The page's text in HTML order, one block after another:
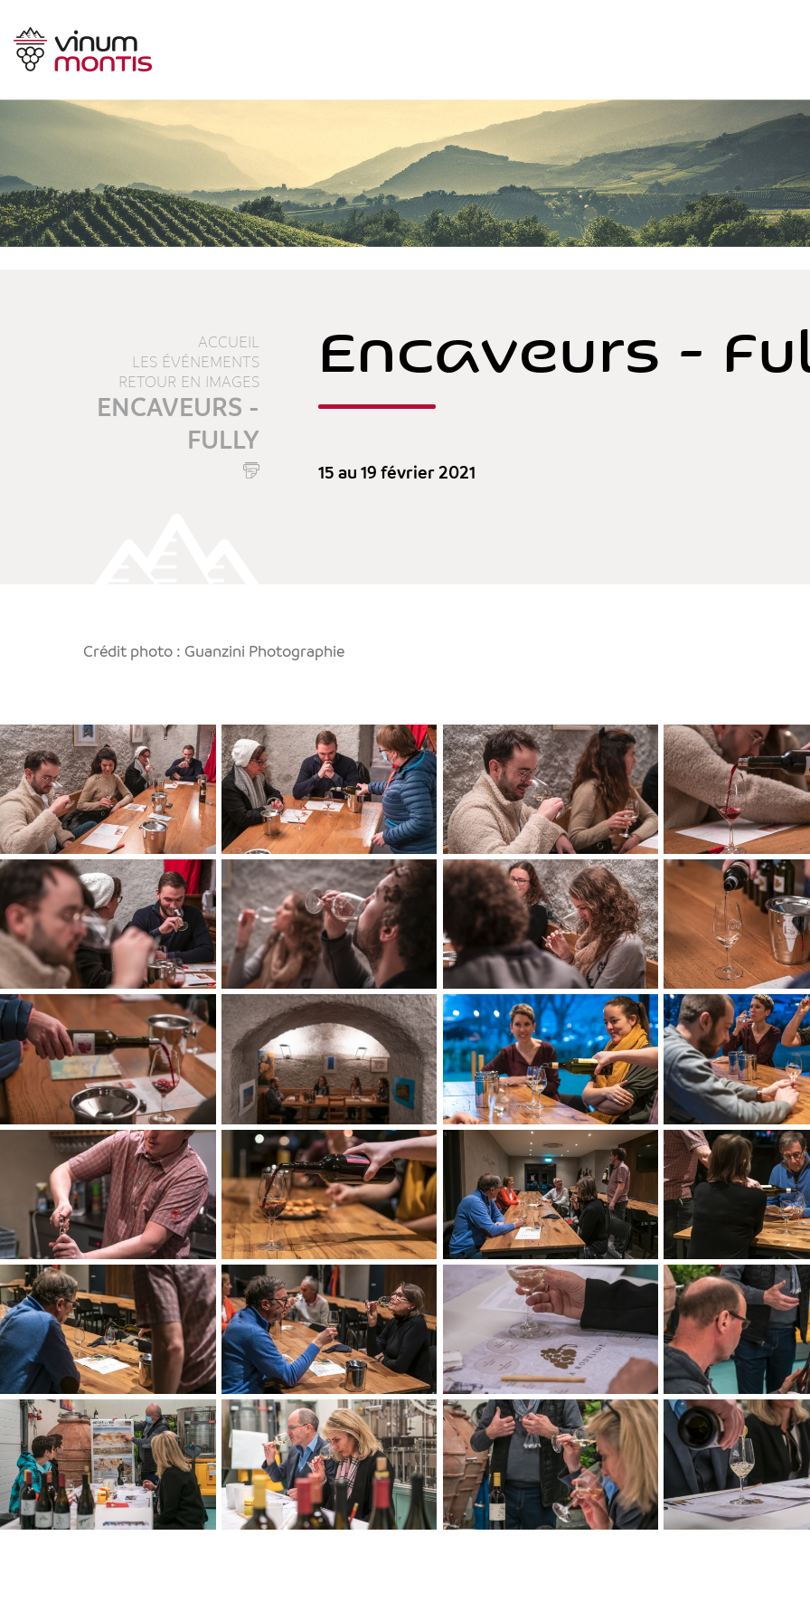
ACCUEIL
LES ÉVÉNEMENTS
RETOUR EN IMAGES
ENCAVEURS -
FULLY
Encaveurs -
15 au 19 février 2021
Crédit photo : Guanzini Photographie